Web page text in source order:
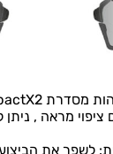
מראה , ניתן